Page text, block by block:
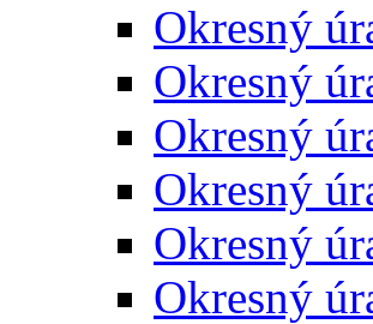
Okresný
Okresný
Okresný
Okresný
Okresný
Okresný